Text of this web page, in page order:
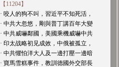
【11204】
· 咬人的狗不叫，習近平不知死活，
· 中共大忽悠，剛與普丁講百年大變
· 中共威嚇鄰國，美國乘機威嚇中共
· 印太战略初见成效，中俄被孤立，
· 中共懼怕洋大人及一邊打壓一邊暗
· 寶馬雪糕事件，教訓德國外交部長